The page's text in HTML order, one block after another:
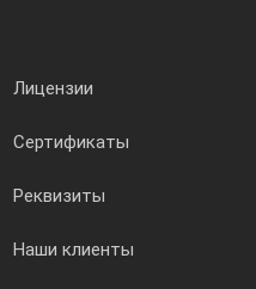
Лицензии
Сертификаты
Реквизиты
Наши клиенты